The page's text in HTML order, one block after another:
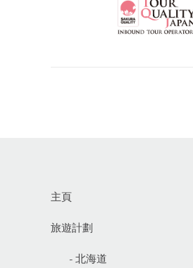
主頁
旅遊計劃
- 北海道